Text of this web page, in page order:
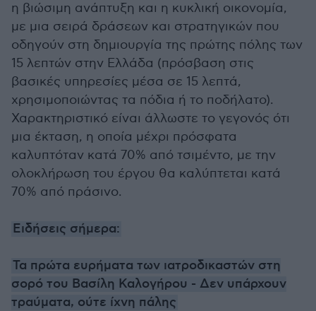
η βιώσιμη ανάπτυξη και η κυκλική οικονομία,
με μια σειρά δράσεων και στρατηγικών που
οδηγούν στη δημιουργία της πρώτης πόλης των
15 λεπτών στην Ελλάδα (πρόσβαση στις
βασικές υπηρεσίες μέσα σε 15 λεπτά,
χρησιμοποιώντας τα πόδια ή το ποδήλατο).
Χαρακτηριστικό είναι άλλωστε το γεγονός ότι
μια έκταση, η οποία μέχρι πρόσφατα
καλυπτόταν κατά 70% από τσιμέντο, με την
ολοκλήρωση του έργου θα καλύπτεται κατά
70% από πράσινο.
Ειδήσεις σήμερα:
Τα πρώτα ευρήματα των ιατροδικαστών στη
σορό του Βασίλη Καλογήρου - Δεν υπάρχουν
τραύματα, ούτε ίχνη πάλης